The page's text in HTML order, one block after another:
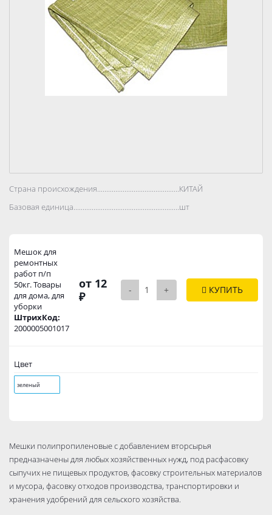
Страна происхождения..................................................................................
КИТАЙ
Базовая единица..................................................................................
шт
Мешок для
ремонтных
работ п/п
50кг. Товары
для дома, для
уборки
ШтрихКод:
2000005001017
от 12
₽
- + КУПИТЬ
Цвет
зеленый
Мешки полипропиленовые с добавлением вторсырья
предназначены для любых хозяйственных нужд, под расфасовку
сыпучих не пищевых продуктов, фасовку строительных материалов
и мусора, фасовку отходов производства, транспортировки и
хранения удобрений для сельского хозяйства.